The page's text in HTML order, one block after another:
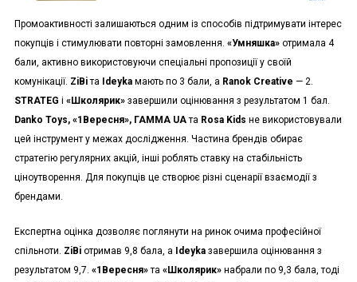
Промоактивності залишаються одним із способів підтримувати інтерес
покупців і стимулювати повторні замовлення. «Умняшка»отримала 4
бали, активно використовуючи спеціальні пропозиції у своїй
комунікації. ZiBiта Ideyka мають по 3 бали, а Ranok Creative — 2.
STRATEG і «Школярик» завершили оцінювання з результатом 1 бал.
Danko Toys, «1Вересня», ГАММА UAта Rosa Kids не використовували
цей інструмент у межах дослідження. Частина брендів обирає
стратегію регулярних акцій, інші роблять ставку на стабільність
ціноутворення. Для покупців це створює різні сценарії взаємодії з
брендами.
Експертна оцінка дозволяє поглянути на ринок очима професійної
спільноти. ZiBi отримав 9,8 бала, а Ideyka завершила оцінювання з
результатом 9,7. «1Вересня»та «Школярик»набрали по 9,3 бала, тоді